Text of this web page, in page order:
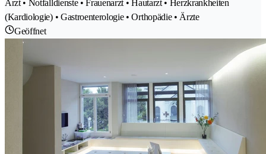
Arzt • Notfalldienste • Frauenarzt • Hautarzt • Herzkrankheiten
(Kardiologie) • Gastroenterologie • Orthopädie • Ärzte
Geöffnet